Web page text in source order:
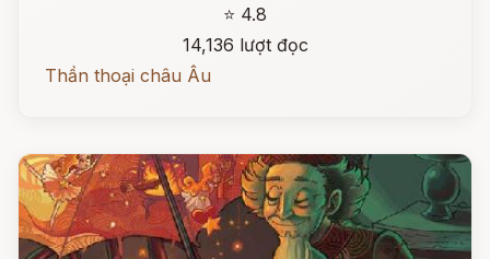
⭐ 4.8
14,136 lượt đọc
Thần thoại châu Âu